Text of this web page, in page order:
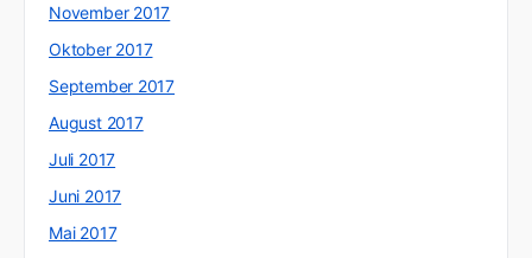
November 2017
Oktober 2017
September 2017
August 2017
Juli 2017
Juni 2017
Mai 2017